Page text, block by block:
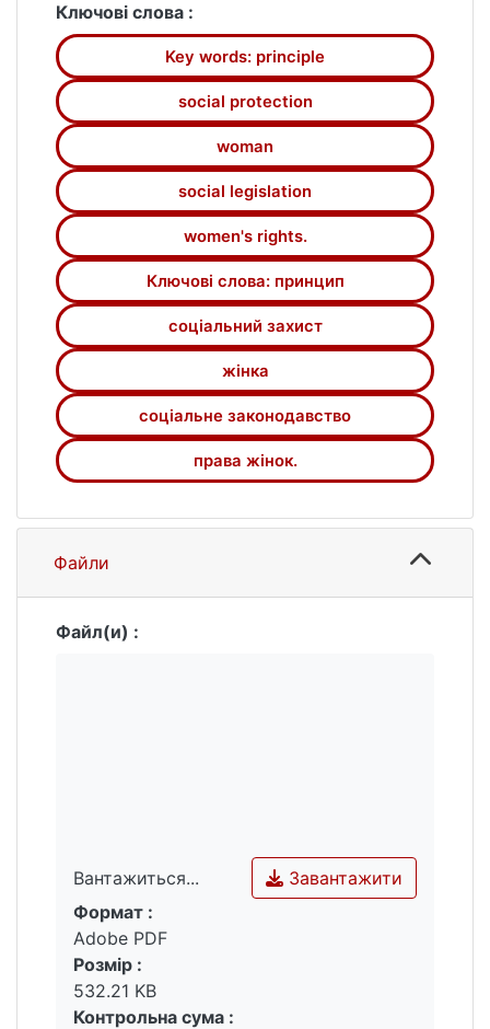
Ключові слова :
Key words: principle
social protection
woman
social legislation
women's rights.
Ключові слова: принцип
соціальний захист
жінка
соціальне законодавство
права жінок.
Файли
Файл(и) :
Вантажиться...
Вантажиться...
Завантажити
Формат :
Adobe PDF
Розмір :
532.21 KB
Контрольна сума :